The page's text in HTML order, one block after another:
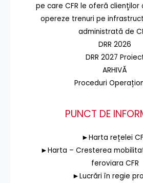
pe care CFR le oferă clienţilor
opereze trenuri pe
administrată de
DRR 2026
DRR 2027
ARHIVĂ
Proceduri
PUNCT DE
►Harta rețelei
►Harta – Cresterea
feroviara CFR
►Lucrări în regie